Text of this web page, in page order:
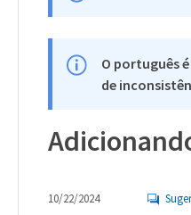
O português
de
10/22/2024